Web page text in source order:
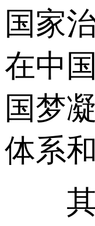
国家
在中
国梦
体系
其